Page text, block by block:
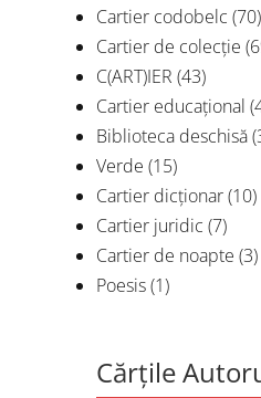
Cartier codobelc (70)
Cartier de colecție
C(ART)IER (43)
Cartier educațional
Biblioteca deschisă
Verde (15)
Cartier dicționar(10)
Cartier juridic (7)
Cartier de noapte (3)
Poesis(1)
Cărțile